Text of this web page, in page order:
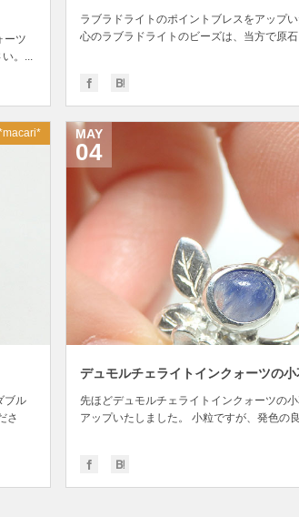
ーツ
。...
ラブラドライトのポイントブレスをアップ
心のラブラドライトのビーズは、当方で原
ブル
さ
デュモルチェライトインクォーツの
先ほどデュモルチェライトインクォーツの
アップいたしました。 小粒ですが、発色の
MAY
04